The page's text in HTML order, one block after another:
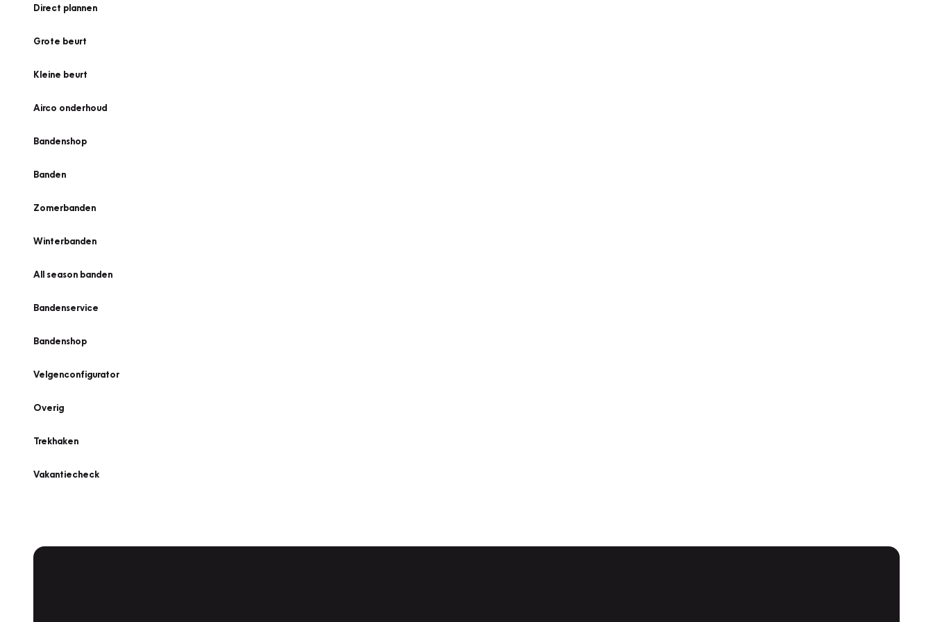
Direct plannen
Grote beurt
Kleine beurt
Airco onderhoud
Bandenshop
Banden
Zomerbanden
Winterbanden
All season banden
Bandenservice
Bandenshop
Velgenconfigurator
Overig
Trekhaken
Vakantiecheck